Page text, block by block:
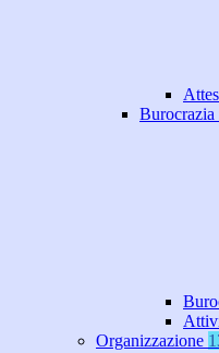
Burocrazia
Organizzazione